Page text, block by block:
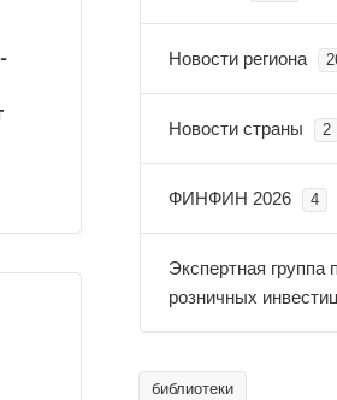
Новости региона
Новости страны 2
ФИНФИН 2026 4
Экспертная группа
розничных
библиотеки